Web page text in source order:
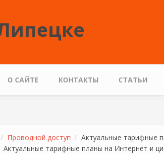
О САЙТЕ КОНТАКТЫ СТАТЬИ
Проводной доступ
Актуальные тарифные
Актуальные тарифные планы на Интернет и